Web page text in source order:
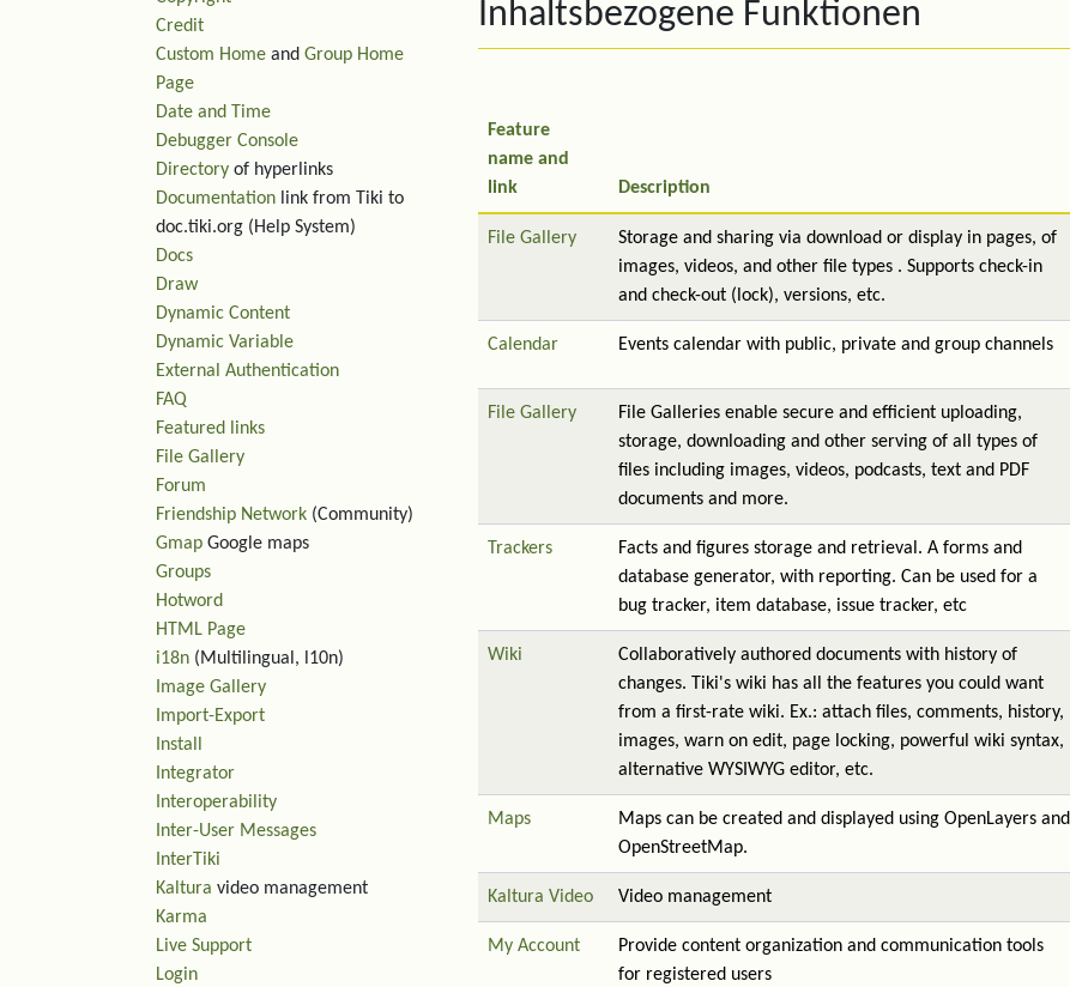
Inhaltsbezogene Funktionen
Feature
name and
link
Description
File Gallery
Storage and sharing via download or display in pages, of
images, videos, and other file types . Supports check-in
and check-out (lock), versions, etc.
Calendar Events calendar with public, private and group channels
File Gallery
File Galleries enable secure and efficient uploading,
storage, downloading and other serving of all types of
files including images, videos, podcasts, text and PDF
documents and more.
Trackers
Facts and figures storage and retrieval. A forms and
database generator, with reporting. Can be used for a
bug tracker, item database, issue tracker, etc
Wiki
Collaboratively authored documents with history of
changes. Tiki's wiki has all the features you could want
from a first-rate wiki. Ex.: attach files, comments, history,
images, warn on edit, page locking, powerful wiki syntax,
alternative WYSIWYG editor, etc.
Maps
Maps can be created and displayed using OpenLayers and
OpenStreetMap.
Kaltura Video Video management
My Account
Provide content organization and communication tools
for registered users
Credit
Custom Home and Group Home
Page
Date and Time
Debugger Console
Directory of hyperlinks
Documentation link from Tiki to
doc.tiki.org (Help System)
Docs
Draw
Dynamic Content
Dynamic Variable
External Authentication
FAQ
Featured links
File Gallery
Forum
Friendship Network (Community)
Gmap Google maps
Groups
Hotword
HTML Page
i18n (Multilingual, l10n)
Image Gallery
Import-Export
Install
Integrator
Interoperability
Inter-User Messages
InterTiki
Kaltura video management
Karma
Live Support
Login